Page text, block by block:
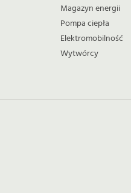
Magazyn energii
Pompa ciepła
Elektromobilność
Wytwórcy